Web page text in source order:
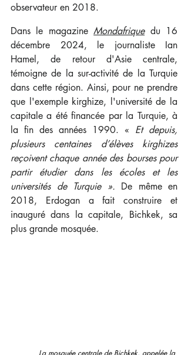
observateur en 2018.
Dans le magazine Mondafrique du 16
décembre 2024, le journaliste Ian
Hamel, de retour d'Asie centrale,
témoigne de la sur-activité de la Turquie
dans cette région. Ainsi, pour ne prendre
que l'exemple kirghize, l'université de la
capitale a été financée par la Turquie, à
la fin des années 1990. « Et depuis,
plusieurs centaines d’élèves kirghizes
reçoivent chaque année des bourses pour
partir étudier dans les écoles et les
universités de Turquie ». De même en
2018, Erdogan a fait construire et
inauguré dans la capitale, Bichkek, sa
plus grande mosquée.
La mosquée centrale de Bichkek, appelée la